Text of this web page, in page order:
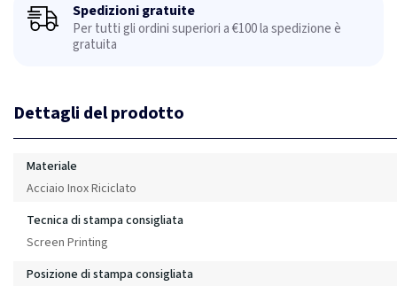
Spedizioni gratuite
Per tutti gli ordini superiori a €100 la spedizione è
gratuita
Dettagli del prodotto
Materiale
Acciaio Inox Riciclato
Tecnica di stampa consigliata
Screen Printing
Posizione di stampa consigliata